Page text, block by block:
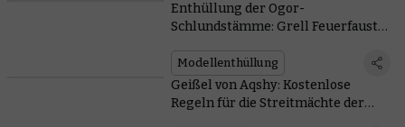
Enthüllung der Ogor-
Schlundstämme: Grell Feuerfaust
Messerstecherei
Modellenthüllung
Geißel von Aqshy: Kostenlose
Regeln für die Streitmächte der